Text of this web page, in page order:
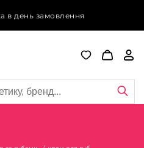
в день замовлення